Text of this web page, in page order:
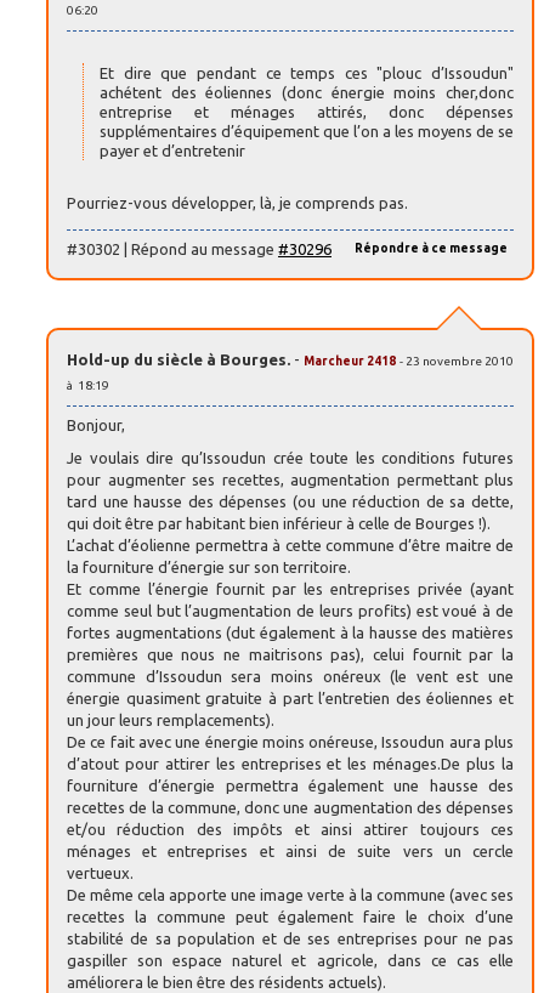
06:20
Et dire que pendant ce temps ces "plouc d’Issoudun"
achétent des éoliennes (donc énergie moins cher,donc
entreprise et ménages attirés, donc dépenses
supplémentaires d’équipement que l’on a les moyens de se
payer et d’entretenir
Pourriez-vous développer, là, je comprends pas.
Répondre à ce message
#30302 | Répond au message #30296
Hold-up du siècle à Bourges. - Marcheur 2418 - 23 novembre 2010
à 18:19
Bonjour,
Je voulais dire qu’Issoudun crée toute les conditions futures
pour augmenter ses recettes, augmentation permettant plus
tard une hausse des dépenses (ou une réduction de sa dette,
qui doit être par habitant bien inférieur à celle de Bourges !).
L’achat d’éolienne permettra à cette commune d’être maitre de
la fourniture d’énergie sur son territoire.
Et comme l’énergie fournit par les entreprises privée (ayant
comme seul but l’augmentation de leurs profits) est voué à de
fortes augmentations (dut également à la hausse des matières
premières que nous ne maitrisons pas), celui fournit par la
commune d’Issoudun sera moins onéreux (le vent est une
énergie quasiment gratuite à part l’entretien des éoliennes et
un jour leurs remplacements).
De ce fait avec une énergie moins onéreuse, Issoudun aura plus
d’atout pour attirer les entreprises et les ménages.De plus la
fourniture d’énergie permettra également une hausse des
recettes de la commune, donc une augmentation des dépenses
et/ou réduction des impôts et ainsi attirer toujours ces
ménages et entreprises et ainsi de suite vers un cercle
vertueux.
De même cela apporte une image verte à la commune (avec ses
recettes la commune peut également faire le choix d’une
stabilité de sa population et de ses entreprises pour ne pas
gaspiller son espace naturel et agricole, dans ce cas elle
améliorera le bien être des résidents actuels).